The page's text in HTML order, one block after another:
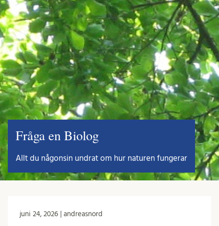
Fråga en Biolog
Allt du någonsin undrat om hur naturen fungerar
juni 24, 2026 | andreasnord